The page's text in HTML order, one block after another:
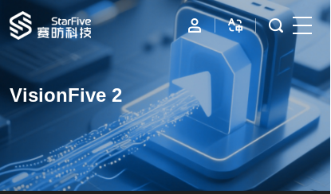
首页
IP
边缘计算
数据中心
VisionFive 2